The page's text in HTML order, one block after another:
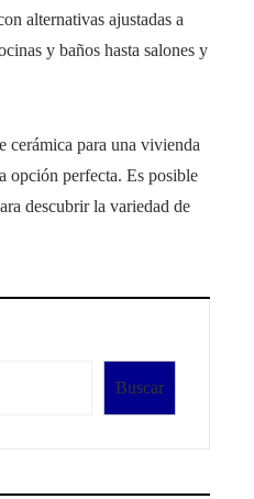
alternativas ajustadas a
y baños hasta salones y
cerámica para una vivienda
opción perfecta. Es posible
descubrir la variedad de
Buscar